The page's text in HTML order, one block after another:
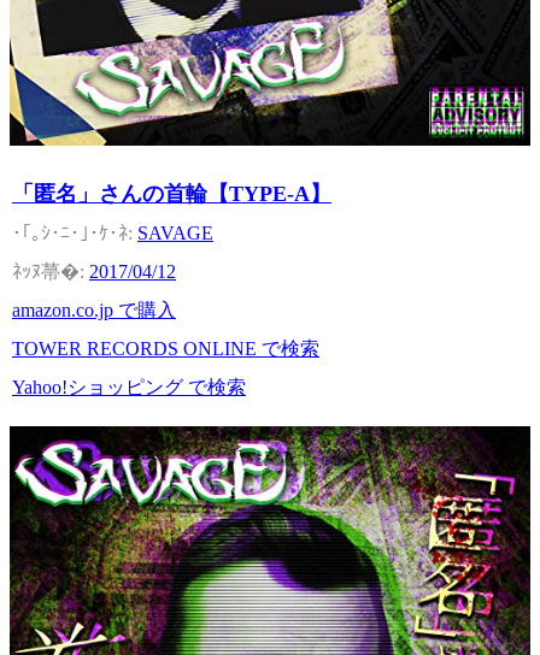
「匿名」さんの首輪【TYPE-A】
SAVAGE
2017/04/12
amazon.co.jp で購入
TOWER RECORDS ONLINE で検索
Yahoo!ショッピング で検索